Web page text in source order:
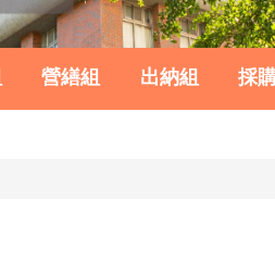
營繕組 出納組 採